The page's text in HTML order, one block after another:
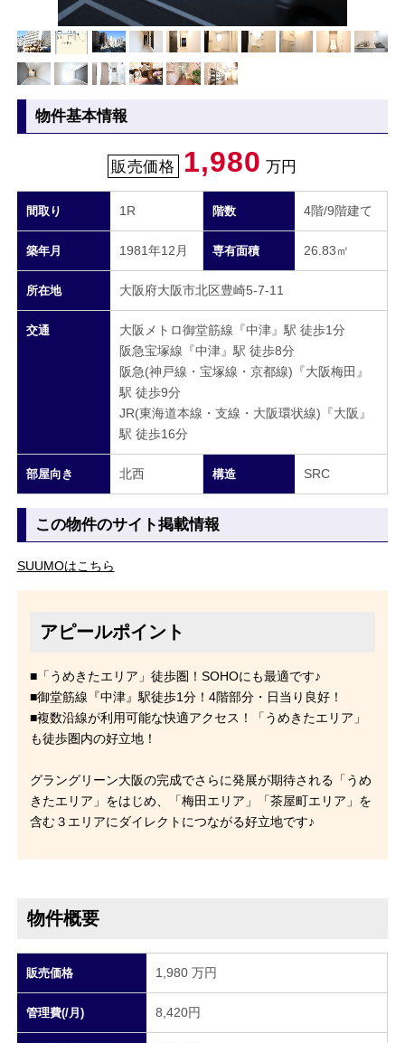
物件基本情報
販売価格 1,980 万円
間取り 1R 階数 4階/9階建て
築年月 1981年12月 専有面積 26.83㎡
所在地 大阪府大阪市北区豊崎5-7-11
交通
大阪メトロ御堂筋線『中津』駅 徒歩1分
阪急宝塚線『中津』駅 徒歩8分
阪急(神戸線・宝塚線・京都線)『大阪梅田』
駅 徒歩9分
JR(東海道本線・支線・大阪環状線)『大阪』
駅 徒歩16分
部屋向き 北西 構造 SRC
この物件のサイト掲載情報
SUUMOはこちら
アピールポイント
■「うめきたエリア」徒歩圏！SOHOにも最適です♪
■御堂筋線『中津』駅徒歩1分！4階部分・日当り良好！
■複数沿線が利用可能な快適アクセス！「うめきたエリア」
も徒歩圏内の好立地！
グラングリーン大阪の完成でさらに発展が期待される「うめ
きたエリア」をはじめ、「梅田エリア」「茶屋町エリア」を
含む３エリアにダイレクトにつながる好立地です♪
物件概要
販売価格 1,980 万円
管理費(/月) 8,420円